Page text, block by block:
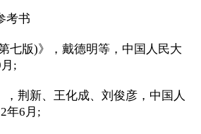
书
版)》，戴德明等，中国人民大
;
荆新、王化成、刘俊彦，中国人
年6月;